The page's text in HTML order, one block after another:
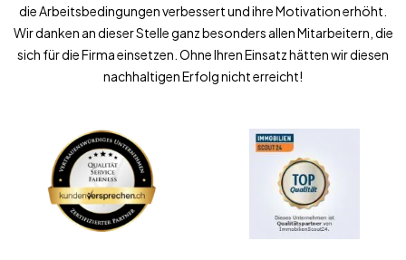
die Arbeitsbedingungen verbessert und ihre Motivation erhöht.
Wir danken an dieser Stelle ganz besonders allen Mitarbeitern, die
sich für die Firma einsetzen. Ohne Ihren Einsatz hätten wir diesen
nachhaltigen Erfolg nicht erreicht!